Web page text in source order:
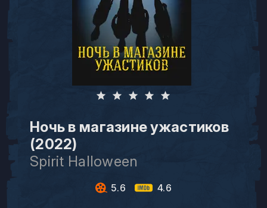
Ночь в магазине ужастиков
(2022)
Spirit Halloween
5.6 4.6